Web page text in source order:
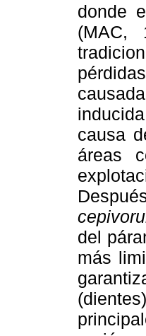
donde
(MAC,
causa
áreas
del
más